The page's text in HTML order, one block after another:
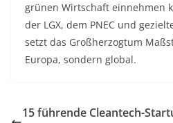
grünen Wirtschaft einnehmen
der LGX, dem PNEC und
setzt das Großherzogtum
Europa, sondern global.
15 führende Cleantech-